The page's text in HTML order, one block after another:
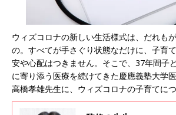
ウィズコロナの新しい生活様式は、だれも
の。すべてが手さぐり状態なだけに、子育
安や心配はつきません。そこで、37年間子
に寄り添う医療を続けてきた慶應義塾大学
高橋孝雄先生に、ウィズコロナの子育てにつ